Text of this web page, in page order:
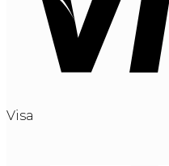
Visa